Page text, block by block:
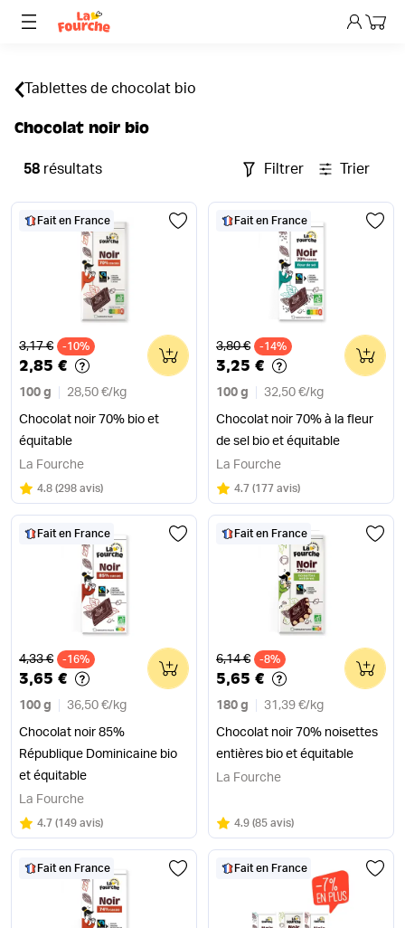
Mon
Tablettes de chocolat bio
Chocolat noir bio
58 résultats Filtrer Trier
Fait en France
Ancien prix
3,17 € -10%
2,85 €
100 g 28,50 €/ kg
Chocolat noir 70% bio et
équitable
0
La Fourche
Note
4.8 sur 5
(298 avis)
Fait en France
Ancien prix
3,80 € -14%
3,25 €
100 g 32,50 €/ kg
Chocolat noir 70% à la fleur
de sel bio et équitable
0
La Fourche
Note
4.7 sur 5
(177 avis)
Fait en France
Ancien prix
4,33 € -16%
3,65 €
100 g 36,50 €/ kg
Chocolat noir 85%
République Dominicaine bio
et équitable
0
La Fourche
Note
4.7 sur 5
(149 avis)
Fait en France
Ancien prix
6,14 € -8%
5,65 €
180 g 31,39 €/ kg
Chocolat noir 70% noisettes
entières bio et équitable
0
La Fourche
Note
4.9 sur 5
(85 avis)
Fait en France Fait en France